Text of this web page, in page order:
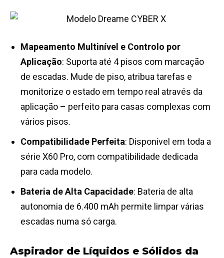
Mapeamento Multinível e Controlo por
Aplicação: Suporta até 4 pisos com marcação
de escadas. Mude de piso, atribua tarefas e
monitorize o estado em tempo real através da
aplicação – perfeito para casas complexas com
vários pisos.
Compatibilidade Perfeita: Disponível em toda a
série X60 Pro, com compatibilidade dedicada
para cada modelo.
Bateria de Alta Capacidade: Bateria de alta
autonomia de 6.400 mAh permite limpar várias
escadas numa só carga.
Aspirador de Líquidos e Sólidos da